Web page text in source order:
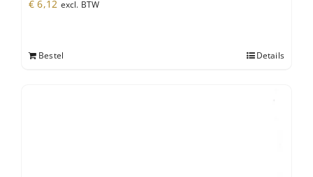
€ 6,12 excl. BTW
Bestel Details